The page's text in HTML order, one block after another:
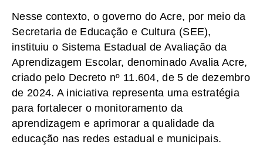
Nesse contexto, o governo do Acre, por meio da
Secretaria de Educação e Cultura (SEE),
instituiu o Sistema Estadual de Avaliação da
Aprendizagem Escolar, denominado Avalia Acre,
criado pelo Decreto nº 11.604, de 5 de dezembro
de 2024. A iniciativa representa uma estratégia
para fortalecer o monitoramento da
aprendizagem e aprimorar a qualidade da
educação nas redes estadual e municipais.